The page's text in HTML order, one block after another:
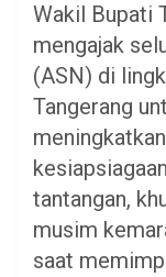
Wakil Bupati
mengajak
(ASN) di
Tangerang
tantangan,
musim
saat